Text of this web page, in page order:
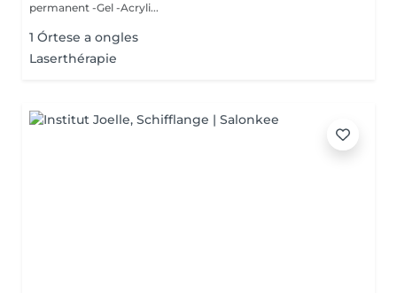
permanent -Gel -Acryli...
1 Órtese a ongles
Laserthérapie